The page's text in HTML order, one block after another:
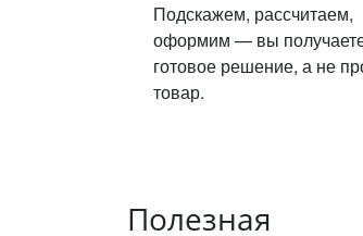
Подскажем, рассчитаем,
оформим — вы
готовое решение, а не
товар.
Полезная